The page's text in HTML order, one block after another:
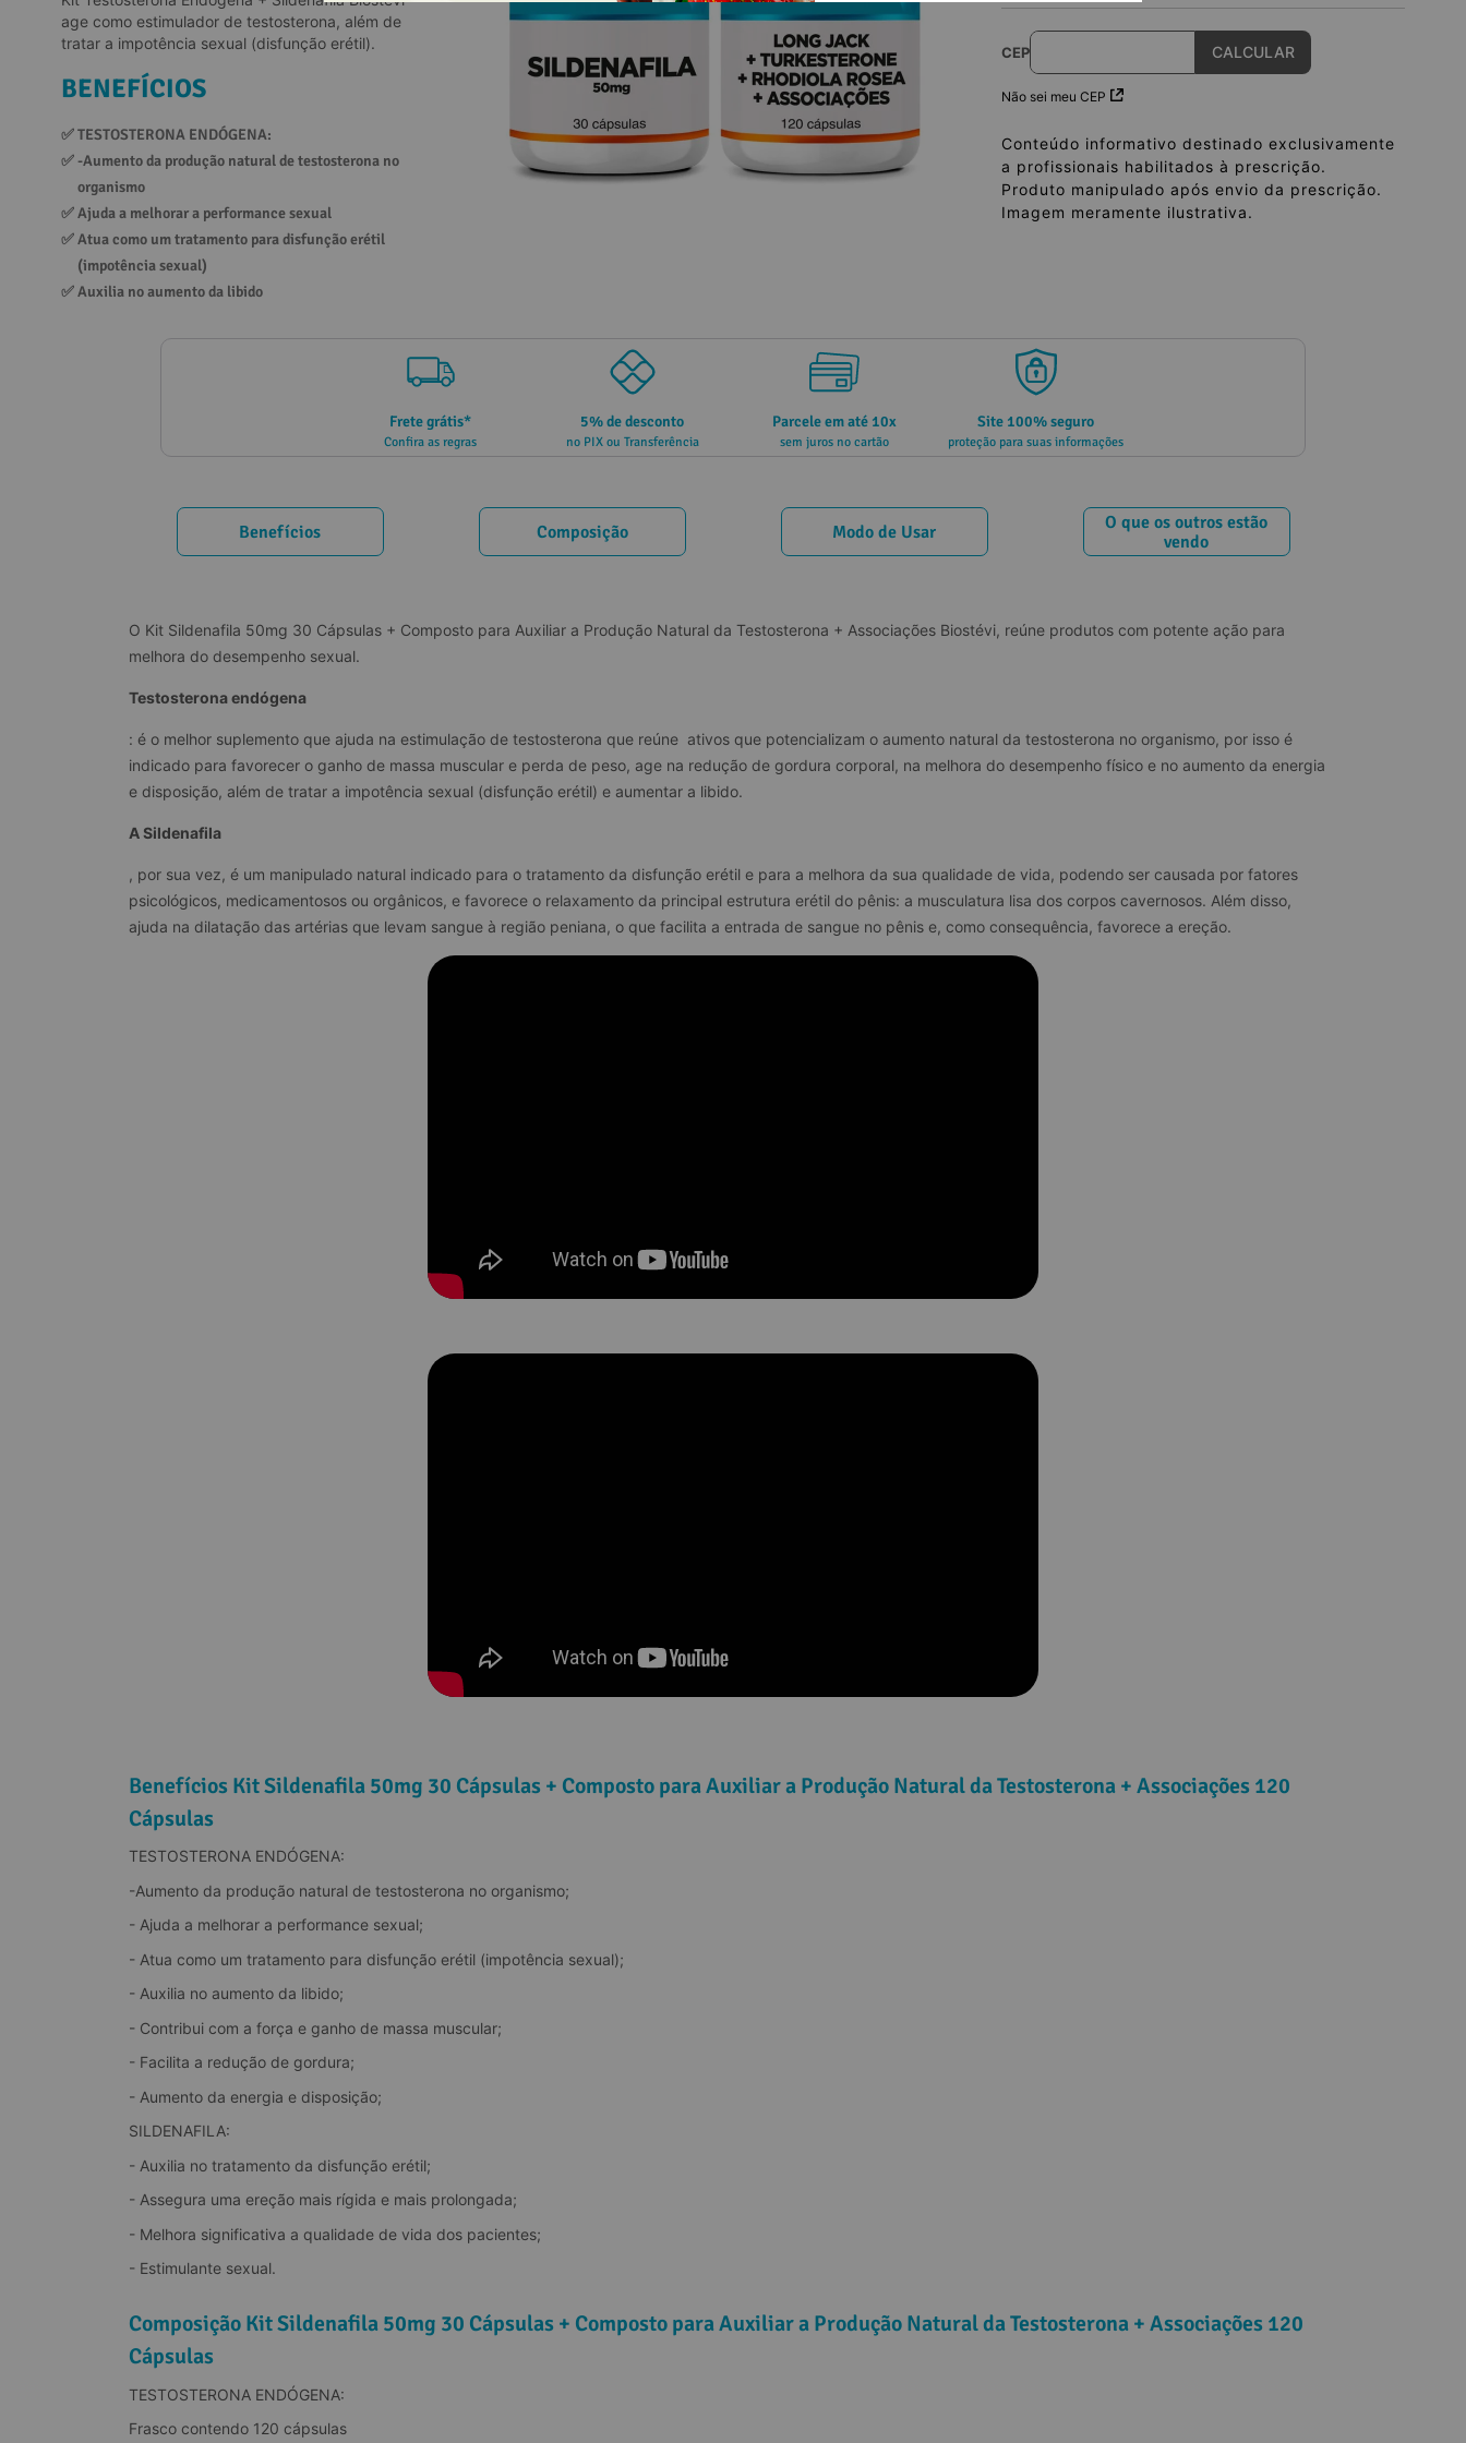
age como estimulador de testosterona, além de
tratar a impotência sexual (disfunção erétil).
BENEFÍCIOS
✅ TESTOSTERONA ENDÓGENA:
✅ -Aumento da produção natural de testosterona no
organismo
✅ Ajuda a melhorar a performance sexual
✅ Atua como um tratamento para disfunção erétil
(impotência sexual)
✅ Auxilia no aumento da libido
CEP
Não sei meu CEP
Conteúdo informativo destinado exclusivamente
a profissionais habilitados à prescrição.
Produto manipulado após envio da prescrição.
Imagem meramente ilustrativa.
Frete grátis*
Confira as regras
5% de desconto
no PIX ou Transferência
Parcele em até 10x
sem juros no cartão
Site 100% seguro
proteção para suas informações
Benefícios Composição Modo de Usar
O que os outros estão
vendo
O Kit Sildenafila 50mg 30 Cápsulas + Composto para Auxiliar a Produção Natural da Testosterona + Associações Biostévi, reúne produtos com potente ação para
melhora do desempenho sexual.
Testosterona endógena
: é o melhor suplemento que ajuda na estimulação de testosterona que reúne  ativos que potencializam o aumento natural da testosterona no organismo, por isso é
indicado para favorecer o ganho de massa muscular e perda de peso, age na redução de gordura corporal, na melhora do desempenho físico e no aumento da energia
e disposição, além de tratar a impotência sexual (disfunção erétil) e aumentar a libido.
A Sildenafila
, por sua vez, é um manipulado natural indicado para o tratamento da disfunção erétil e para a melhora da sua qualidade de vida, podendo ser causada por fatores
psicológicos, medicamentosos ou orgânicos, e favorece o relaxamento da principal estrutura erétil do pênis: a musculatura lisa dos corpos cavernosos. Além disso,
ajuda na dilatação das artérias que levam sangue à região peniana, o que facilita a entrada de sangue no pênis e, como consequência, favorece a ereção.
Benefícios Kit Sildenafila 50mg 30 Cápsulas + Composto para Auxiliar a Produção Natural da Testosterona + Associações 120
Cápsulas
TESTOSTERONA ENDÓGENA:
-Aumento da produção natural de testosterona no organismo;
- Ajuda a melhorar a performance sexual;
- Atua como um tratamento para disfunção erétil (impotência sexual);
- Auxilia no aumento da libido;
- Contribui com a força e ganho de massa muscular;
- Facilita a redução de gordura;
- Aumento da energia e disposição;
SILDENAFILA:
- Auxilia no tratamento da disfunção erétil;
- Assegura uma ereção mais rígida e mais prolongada;
- Melhora significativa a qualidade de vida dos pacientes;
- Estimulante sexual.
Composição Kit Sildenafila 50mg 30 Cápsulas + Composto para Auxiliar a Produção Natural da Testosterona + Associações 120
Cápsulas
TESTOSTERONA ENDÓGENA:
Frasco contendo 120 cápsulas
10º vitamina